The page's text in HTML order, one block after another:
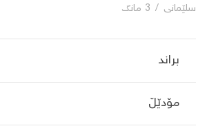
عربی
سلێمانی / 3 مانگ
براند
مۆدێڵ